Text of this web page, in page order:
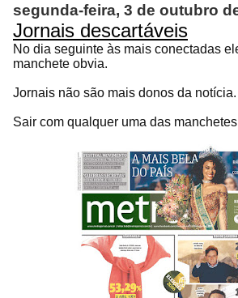
segunda-feira, 3 de outubro
Jornais descartáveis
No dia seguinte às mais conectadas
manchete obvia.
Jornais não são mais donos da
Sair com qualquer uma das